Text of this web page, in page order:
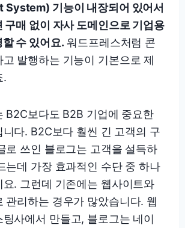
System) 기능이 내장되어 있어서
구매 없이 자사 도메인으로 기업용
수 있어요. 워드프레스처럼 콘
발행하는 기능이 기본으로 제
.
B2C보다도 B2B 기업에 중요한
니다. B2C보다 훨씬 긴 고객의 구
로 쓰인 블로그는 고객을 설득하
는데 가장 효과적인 수단 중 하나
요. 그런데 기존에는 웹사이트와
관리하는 경우가 많았습니다. 웹
사에서 만들고, 블로그는 네이